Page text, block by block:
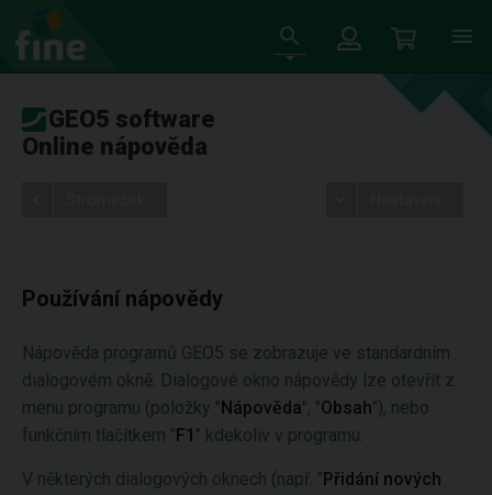
GEO5 software
Online nápověda
Používání nápovědy
Nápověda programů GEO5 se zobrazuje ve standardním
dialogovém okně. Dialogové okno nápovědy lze otevřít z
menu programu (položky "Nápověda", "Obsah"), nebo
funkčním tlačítkem "F1 " kdekoliv v programu.
V některých dialogových oknech (např. "Přidání nových